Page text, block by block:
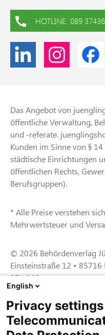
HOTLINE: 089
Das Angebot von
öffentliche Verwaltung,
und -referate.
Kunden im Sinne von § 14
städtische Einrichtungen
öffentlichen Rechts,
Berufsgruppen).
* Alle Preise verstehen
Mehrwertsteuer und
© 2026 Behördenverlag
Einsteinstraße 12 •
374 360
Zertifiziert für
entsystem
English
Privacy